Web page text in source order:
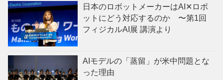
日本のロボットメーカーはAI✕ロボ
ットにどう対応するのか 〜第1回
フィジカルAI展 講演より
AIモデルの「蒸留」が米中問題とな
った理由